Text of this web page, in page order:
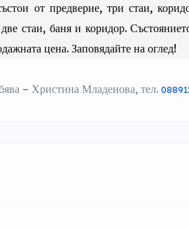
от предверие, три стаи,
стаи, баня и коридор.
цена. Заповядайте на оглед!
– Христина Младенова, тел.